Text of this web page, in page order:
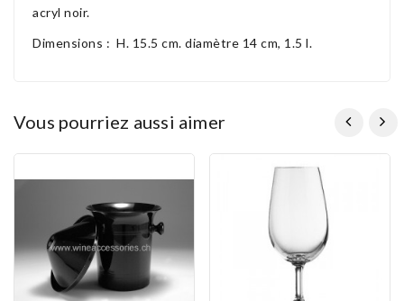
acryl noir.
Dimensions : H. 15.5 cm. diamètre 14 cm, 1.5 l.
vous pourriez aussi aimer